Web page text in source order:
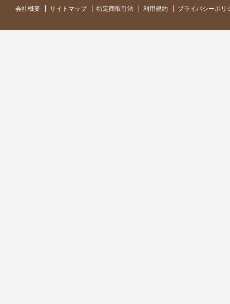
会社概要 サイトマップ 特定商取引法 利用規約 プライバシーポリ